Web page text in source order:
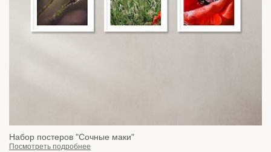
Набор постеров "Сочные маки"
Посмотреть подробнее